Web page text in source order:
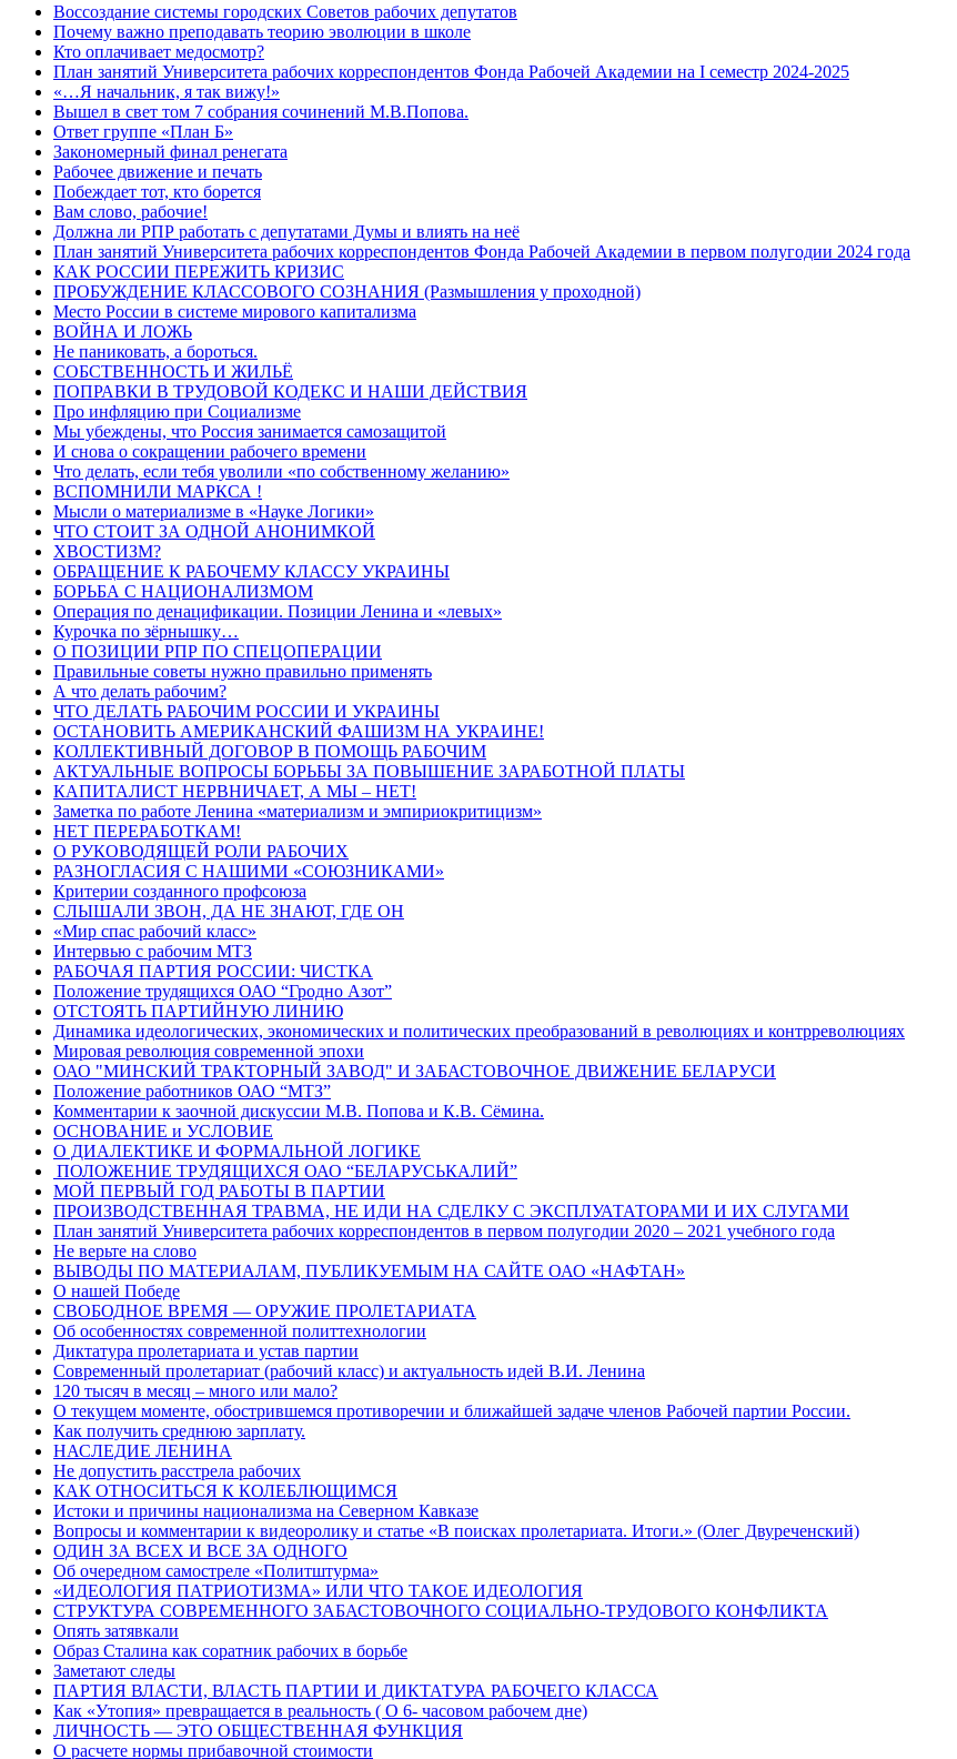
Воссоздание системы городских Советов рабочих депутатов
Почему важно преподавать теорию эволюции в школе
Кто оплачивает медосмотр?
План занятий Университета рабочих корреспондентов Фонда Рабочей Академии на I семестр 2024-2025
«…Я начальник, я так вижу!»
Вышел в свет том 7 собрания сочинений М.В.Попова.
Ответ группе «План Б»
Закономерный финал ренегата
Рабочее движение и печать
Побеждает тот, кто борется
Вам слово, рабочие!
Должна ли РПР работать с депутатами Думы и влиять на неё
План занятий Университета рабочих корреспондентов Фонда Рабочей Академии в первом полугодии 2024 года
КАК РОССИИ ПЕРЕЖИТЬ КРИЗИС
ПРОБУЖДЕНИЕ КЛАССОВОГО СОЗНАНИЯ (Размышления у проходной)
Место России в системе мирового капитализма
ВОЙНА И ЛОЖЬ
Не паниковать, а бороться.
СОБСТВЕННОСТЬ И ЖИЛЬЁ
ПОПРАВКИ В ТРУДОВОЙ КОДЕКС И НАШИ ДЕЙСТВИЯ
Про инфляцию при Социализме
Мы убеждены, что Россия занимается самозащитой
И снова о сокращении рабочего времени
Что делать, если тебя уволили «по собственному желанию»
ВСПОМНИЛИ МАРКСА !
Мысли о материализме в «Науке Логики»
ЧТО СТОИТ ЗА ОДНОЙ АНОНИМКОЙ
ХВОСТИЗМ?
ОБРАЩЕНИЕ К РАБОЧЕМУ КЛАССУ УКРАИНЫ
БОРЬБА С НАЦИОНАЛИЗМОМ
Операция по денацификации. Позиции Ленина и «левых»
Курочка по зёрнышку…
О ПОЗИЦИИ РПР ПО СПЕЦОПЕРАЦИИ
Правильные советы нужно правильно применять
А что делать рабочим?
ЧТО ДЕЛАТЬ РАБОЧИМ РОССИИ И УКРАИНЫ
ОСТАНОВИТЬ АМЕРИКАНСКИЙ ФАШИЗМ НА УКРАИНЕ!
КОЛЛЕКТИВНЫЙ ДОГОВОР В ПОМОЩЬ РАБОЧИМ
АКТУАЛЬНЫЕ ВОПРОСЫ БОРЬБЫ ЗА ПОВЫШЕНИЕ ЗАРАБОТНОЙ ПЛАТЫ
КАПИТАЛИСТ НЕРВНИЧАЕТ, А МЫ – НЕТ!
Заметка по работе Ленина «материализм и эмпириокритицизм»
НЕТ ПЕРЕРАБОТКАМ!
О РУКОВОДЯЩЕЙ РОЛИ РАБОЧИХ
РАЗНОГЛАСИЯ С НАШИМИ «СОЮЗНИКАМИ»
Критерии созданного профсоюза
СЛЫШАЛИ ЗВОН, ДА НЕ ЗНАЮТ, ГДЕ ОН
«Мир спас рабочий класс»
Интервью с рабочим МТЗ
РАБОЧАЯ ПАРТИЯ РОССИИ: ЧИСТКА
Положение трудящихся ОАО “Гродно Азот”
ОТСТОЯТЬ ПАРТИЙНУЮ ЛИНИЮ
Динамика идеологических, экономических и политических преобразований в революциях и контрреволюциях
Мировая революция современной эпохи
ОАО "МИНСКИЙ ТРАКТОРНЫЙ ЗАВОД" И ЗАБАСТОВОЧНОЕ ДВИЖЕНИЕ БЕЛАРУСИ
Положение работников ОАО “МТЗ”
Комментарии к заочной дискуссии М.В. Попова и К.В. Сёмина.
ОСНОВАНИЕ и УСЛОВИЕ
О ДИАЛЕКТИКЕ И ФОРМАЛЬНОЙ ЛОГИКЕ
ПОЛОЖЕНИЕ ТРУДЯЩИХСЯ ОАО “БЕЛАРУСЬКАЛИЙ”
МОЙ ПЕРВЫЙ ГОД РАБОТЫ В ПАРТИИ
ПРОИЗВОДСТВЕННАЯ ТРАВМА, НЕ ИДИ НА СДЕЛКУ С ЭКСПЛУАТАТОРАМИ И ИХ СЛУГАМИ
План занятий Университета рабочих корреспондентов в первом полугодии 2020 – 2021 учебного года
Не верьте на слово
ВЫВОДЫ ПО МАТЕРИАЛАМ, ПУБЛИКУЕМЫМ НА САЙТЕ ОАО «НАФТАН»
О нашей Победе
СВОБОДНОЕ ВРЕМЯ — ОРУЖИЕ ПРОЛЕТАРИАТА
Об особенностях современной политтехнологии
Диктатура пролетариата и устав партии
Современный пролетариат (рабочий класс) и актуальность идей В.И. Ленина
120 тысяч в месяц – много или мало?
О текущем моменте, обострившемся противоречии и ближайшей задаче членов Рабочей партии России.
Как получить среднюю зарплату.
НАСЛЕДИЕ ЛЕНИНА
Не допустить расстрела рабочих
КАК ОТНОСИТЬСЯ К КОЛЕБЛЮЩИМСЯ
Истоки и причины национализма на Северном Кавказе
Вопросы и комментарии к видеоролику и статье «В поисках пролетариата. Итоги.» (Олег Двуреченский)
ОДИН ЗА ВСЕХ И ВСЕ ЗА ОДНОГО
Об очередном самостреле «Политштурма»
«ИДЕОЛОГИЯ ПАТРИОТИЗМА» ИЛИ ЧТО ТАКОЕ ИДЕОЛОГИЯ
СТРУКТУРА СОВРЕМЕННОГО ЗАБАСТОВОЧНОГО СОЦИАЛЬНО-ТРУДОВОГО КОНФЛИКТА
Опять затявкали
Образ Сталина как соратник рабочих в борьбе
Заметают следы
ПАРТИЯ ВЛАСТИ, ВЛАСТЬ ПАРТИИ И ДИКТАТУРА РАБОЧЕГО КЛАССА
Как «Утопия» превращается в реальность ( О 6- часовом рабочем дне)
ЛИЧНОСТЬ — ЭТО ОБЩЕСТВЕННАЯ ФУНКЦИЯ
О расчете нормы прибавочной стоимости